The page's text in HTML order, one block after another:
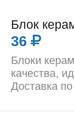
Блок
36
Блоки
качества,
Доставка